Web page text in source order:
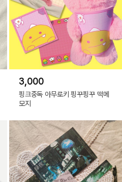
3,000
핑크중독 아무로키 핑꾸핑꾸 떡메
모지